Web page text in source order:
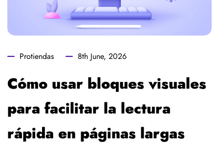
Protiendas 8th June, 2026
Cómo usar bloques visuales
para facilitar la lectura
rápida en páginas largas